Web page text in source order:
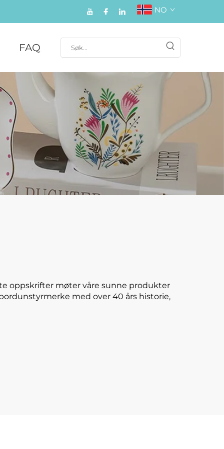
NO
FAQ
oppskrifter møter våre sunne produkter
med over 40 års historie,